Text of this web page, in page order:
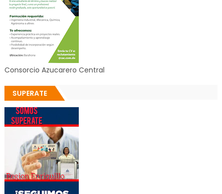
Consorcio Azucarero Central
SUPERATE